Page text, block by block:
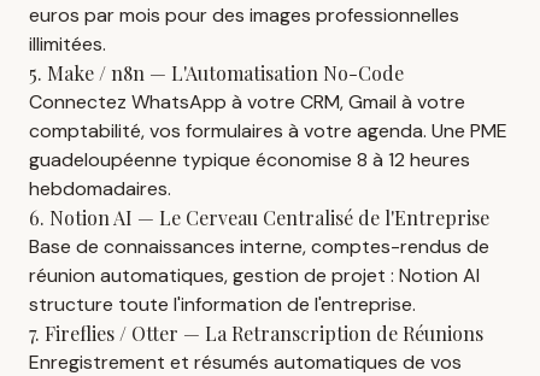
euros par mois pour des images professionnelles
illimitées.
5. Make / n8n — L'Automatisation No-Code
Connectez WhatsApp à votre CRM, Gmail à votre
comptabilité, vos formulaires à votre agenda. Une PME
guadeloupéenne typique économise 8 à 12 heures
hebdomadaires.
6. Notion AI — Le Cerveau Centralisé de l'Entreprise
Base de connaissances interne, comptes-rendus de
réunion automatiques, gestion de projet : Notion AI
structure toute l'information de l'entreprise.
7. Fireflies / Otter — La Retranscription de Réunions
Enregistrement et résumés automatiques de vos